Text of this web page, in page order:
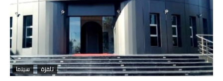
تلفزة سينما